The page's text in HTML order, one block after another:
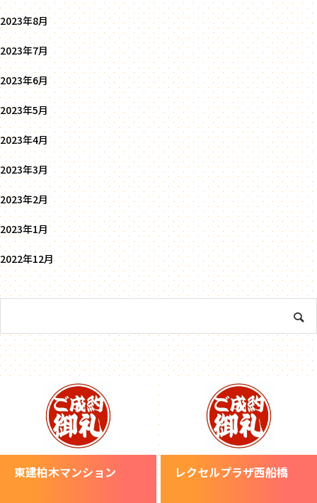
2023年8月
2023年7月
2023年6月
2023年5月
2023年4月
2023年3月
2023年2月
2023年1月
2022年12月
東建柏木マンション レクセルプラザ西船橋